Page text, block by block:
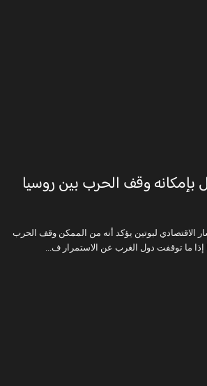
وقف الحرب بين روسيا
لبوتين يؤكد أنه من الممكن وقف الحرب
إذا ما توقفت دول الغرب عن الاستمرار ف...